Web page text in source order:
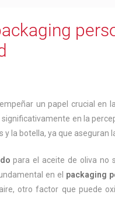
un papel crucial en
en la
y la botella, ya que aseguran
para el aceite de oliva no
en el packaging
otro factor que puede